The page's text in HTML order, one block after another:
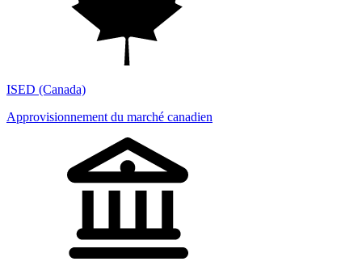
ISED (Canada)
Approvisionnement du marché canadien